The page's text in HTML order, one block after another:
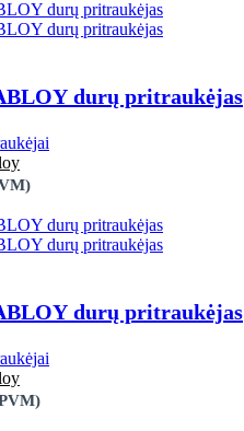
durų pritraukėjas
durų pritraukėjas